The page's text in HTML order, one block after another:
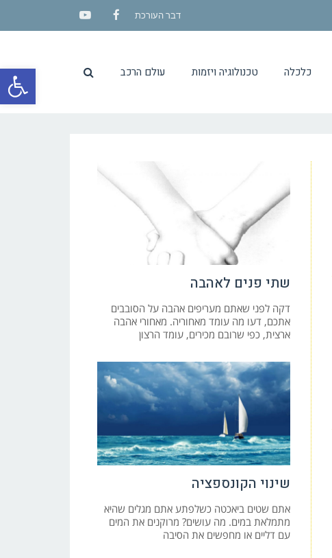
פתח
דבר העורכת
Facebook
YouTube
כלכלה טכנולוגיה ויזמות עולם הרכב
שתי פנים לאהבה
דקה לפני שאתם מעריפים אהבה על הסובבים
אתכם, דעו מה עומד מאחוריה. מאחורי אהבה
ארצית, כפי שרובם מכירים, עומד הרצון
שינוי הקונספציה
אתם שטים ביאכטה כשלפתע אתם מגלים שהיא
מתמלאת במים. מה עושים? מרוקנים את המים
עם דליים או מחפשים את הסיבה